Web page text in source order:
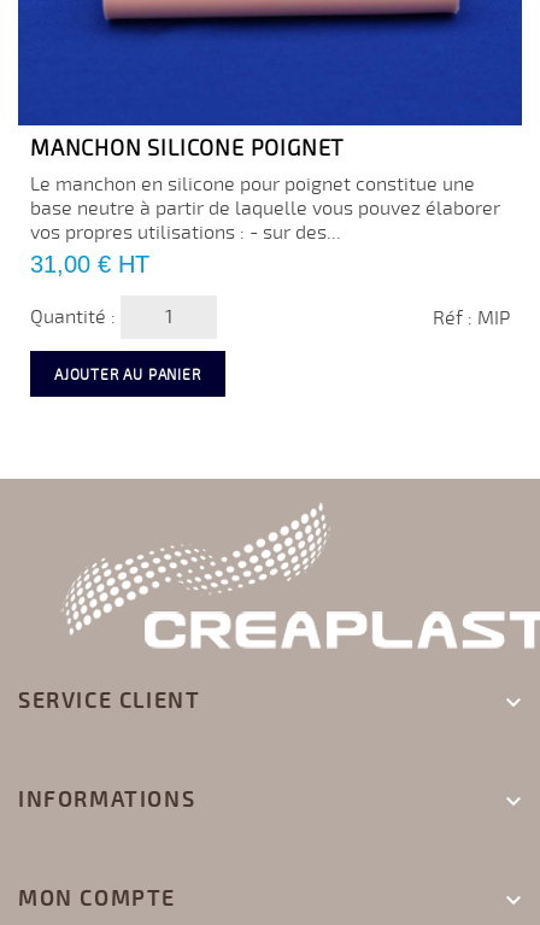
MANCHON SILICONE POIGNET
Le manchon en silicone pour poignet constitue une
base neutre à partir de laquelle vous pouvez élaborer
vos propres utilisations : - sur des...
Prix
31,00 € HT
Quantité : Réf : MIP
AJOUTER AU PANIER
SERVICE CLIENT 
INFORMATIONS 
MON COMPTE 